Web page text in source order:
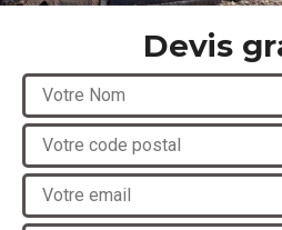
Devis